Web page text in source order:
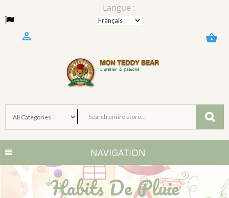
Langue :
shopping_basket

NAVIGATION
Habits De Pluie